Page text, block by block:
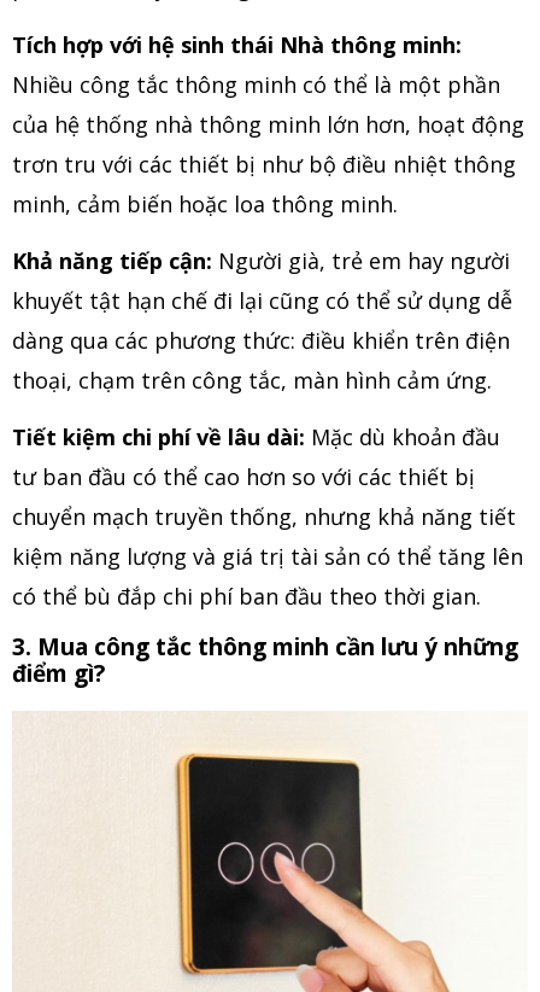
Tích hợp với hệ sinh thái Nhà thông minh:
Nhiều công tắc thông minh có thể là một phần
của hệ thống nhà thông minh lớn hơn, hoạt động
trơn tru với các thiết bị như bộ điều nhiệt thông
minh, cảm biến hoặc loa thông minh.
Khả năng tiếp cận: Người già, trẻ em hay người
khuyết tật hạn chế đi lại cũng có thể sử dụng dễ
dàng qua các phương thức: điều khiển trên điện
thoại, chạm trên công tắc, màn hình cảm ứng.
Tiết kiệm chi phí về lâu dài: Mặc dù khoản đầu
tư ban đầu có thể cao hơn so với các thiết bị
chuyển mạch truyền thống, nhưng khả năng tiết
kiệm năng lượng và giá trị tài sản có thể tăng lên
có thể bù đắp chi phí ban đầu theo thời gian.
3. Mua công tắc thông minh cần lưu ý những
điểm gì?